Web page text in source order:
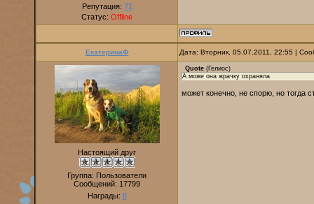
Репутация: 71
Статус: Offline
ЕкатеринаФ Дата: Вторник, 05.07.2011, 22:55 |
Настоящий друг
Группа: Пользователи
Сообщений: 17799
Награды: 0
Quote (Гелиос)
А може она жрачку охраняла
может конечно, не спорю, но тогда